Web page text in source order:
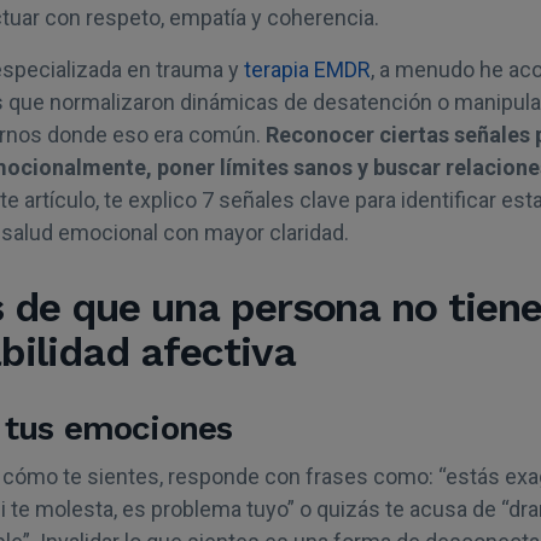
con respeto, empatía y coherencia.
en trauma y terapia EMDR, a menudo he
normalizaron dinámicas de desatención o
donde eso era común. Reconocer ciertas señales
poner límites sanos y buscar
artículo, te explico 7 señales clave para identificar
emocional con mayor claridad.
de que una persona no
afectiva
emociones
te sientes, responde con frases como: “estás
te molesta, es problema tuyo” o quizás te acusa de